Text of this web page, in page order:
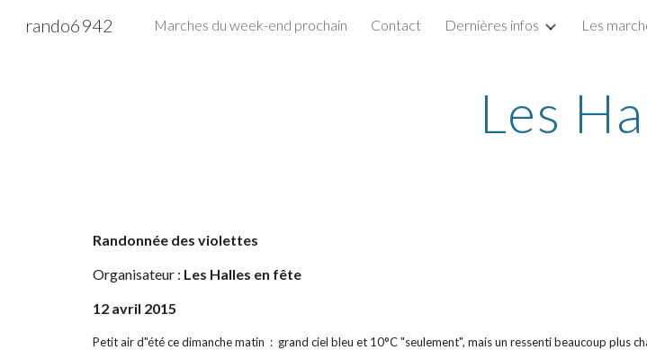
Skip to main content
rando6942 Marches du week-end prochain Contact Dernières infos Les
Les
Randonnée des violettes
Organisateur : Les Halles en fête
12 avril 2015
Petit air d"été ce dimanche matin  :  grand ciel bleu et 10°C "seulement", mais un ressenti beaucoup plus